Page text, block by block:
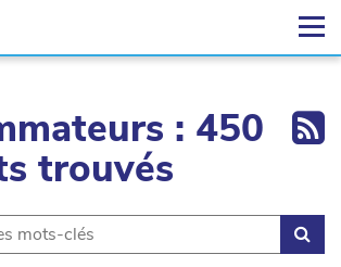
: 450
trouvés